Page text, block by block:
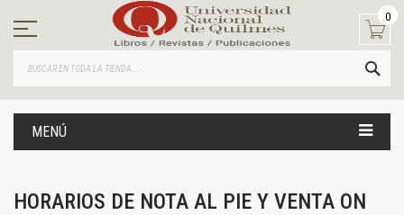
contenido
0
MENÚ
HORARIOS DE NOTA AL PIE Y VENTA ON